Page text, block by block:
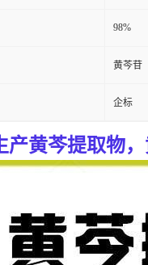
98%
黄芩苷
企标
产黄芩提取物